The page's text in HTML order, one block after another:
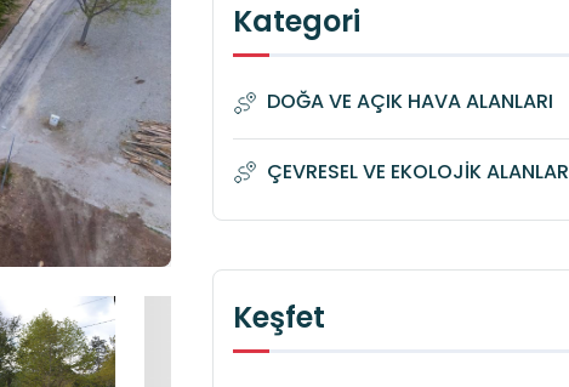
Kategori
DOĞA VE AÇIK HAVA ALANLARI
ÇEVRESEL VE EKOLOJİK ALANLAR
Keşfet